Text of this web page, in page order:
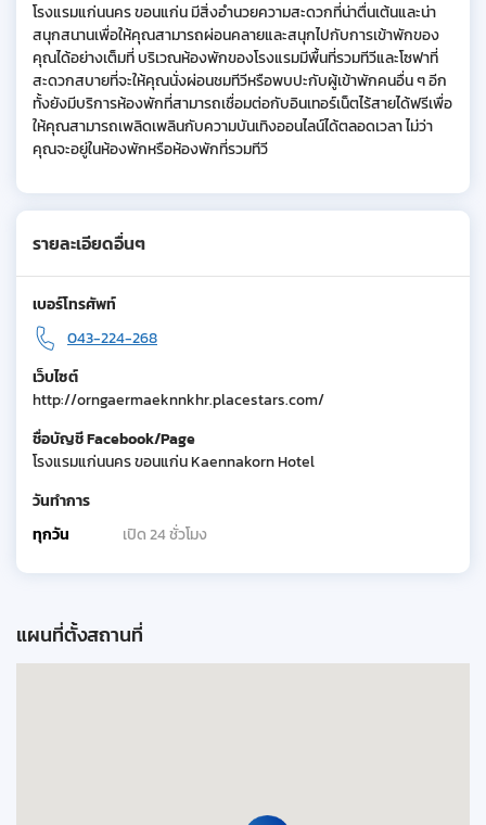
โรงแรมแก่นนคร ขอนแก่น มีสิ่งอำนวยความสะดวกที่น่าตื่นเต้นและน่า
สนุกสนานเพื่อให้คุณสามารถผ่อนคลายและสนุกไปกับการเข้าพักของ
คุณได้อย่างเต็มที่ บริเวณห้องพักของโรงแรมมีพื้นที่รวมทีวีและโซฟาที่
สะดวกสบายที่จะให้คุณนั่งผ่อนชมทีวีหรือพบปะกับผู้เข้าพักคนอื่น ๆ อีก
ทั้งยังมีบริการห้องพักที่สามารถเชื่อมต่อกับอินเทอร์เน็ตไร้สายได้ฟรีเพื่อ
ให้คุณสามารถเพลิดเพลินกับความบันเทิงออนไลน์ได้ตลอดเวลา ไม่ว่า
คุณจะอยู่ในห้องพักหรือห้องพักที่รวมทีวี
รายละเอียดอื่นๆ
เบอร์โทรศัพท์
043-224-268
เว็บไซต์
http://orngaermaeknnkhr.placestars.com/
ชื่อบัญชี Facebook/Page
โรงแรมแก่นนคร ขอนแก่น Kaennakorn Hotel
วันทำการ
ทุกวัน
เปิด 24 ชั่วโมง
แผนที่ตั้งสถานที่